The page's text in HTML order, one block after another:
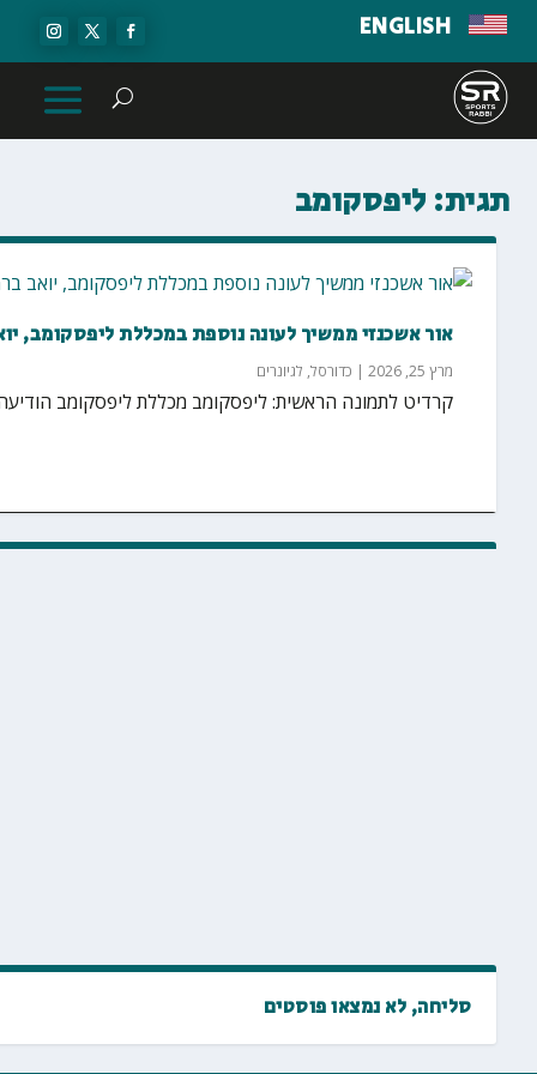
ENGLISH
תגית: ליפסקומב
אור אשכנזי ממשיך לעונה נוספת במכללת ליפסקומב,
מרץ 25, 2026 | כדורסל, לגיונרים
קרדיט לתמונה הראשית: ליפסקומב מכללת ליפסקומב
סליחה, לא נמצאו פוסטים